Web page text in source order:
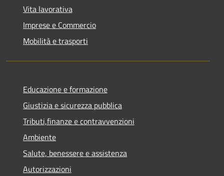
Vita lavorativa
Imprese e Commercio
Mobilità e trasporti
Educazione e formazione
Giustizia e sicurezza pubblica
Tributi,finanze e contravvenzioni
Ambiente
Salute, benessere e assistenza
Autorizzazioni